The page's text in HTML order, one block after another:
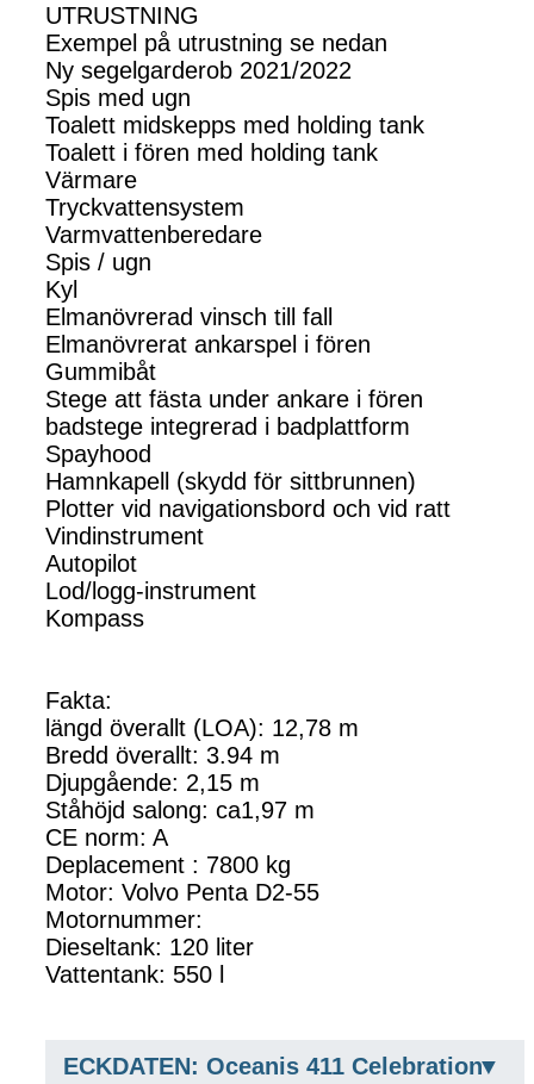
UTRUSTNING
Exempel på utrustning se nedan
Ny segelgarderob 2021/2022
Spis med ugn
Toalett midskepps med holding tank
Toalett i fören med holding tank
Värmare
Tryckvattensystem
Varmvattenberedare
Spis / ugn
Kyl
Elmanövrerad vinsch till fall
Elmanövrerat ankarspel i fören
Gummibåt
Stege att fästa under ankare i fören
badstege integrerad i badplattform
Spayhood
Hamnkapell (skydd för sittbrunnen)
Plotter vid navigationsbord och vid ratt
Vindinstrument
Autopilot
Lod/logg-instrument
Kompass
Fakta:
längd överallt (LOA): 12,78 m
Bredd överallt: 3.94 m
Djupgående: 2,15 m
Ståhöjd salong: ca1,97 m
CE norm: A
Deplacement : 7800 kg
Motor: Volvo Penta D2-55
Motornummer:
Dieseltank: 120 liter
Vattentank: 550 l
ECKDATEN: Oceanis 411 Celebration